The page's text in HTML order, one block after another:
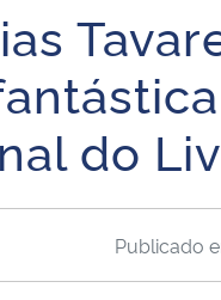
Gabinete de Segurança
Institucional
do
Publicado